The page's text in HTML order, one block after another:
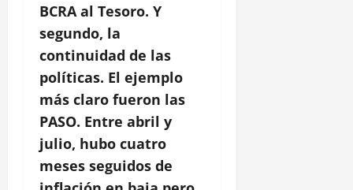
BCRA al Tesoro. Y
segundo, la
continuidad de las
políticas. El ejemplo
más claro fueron las
PASO. Entre abril y
julio, hubo cuatro
meses seguidos de